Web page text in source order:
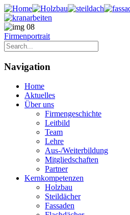
Firmenportrait
Navigation
Home
Aktuelles
Über uns
Firmengeschichte
Leitbild
Team
Lehre
Aus-/Weiterbildung
Mitgliedschaften
Partner
Kernkompetenzen
Holzbau
Steildächer
Fassaden